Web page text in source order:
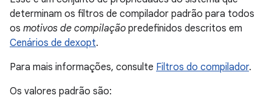
determinam os filtros de compilador padrão para todos
os motivos de compilação predefinidos descritos em
Cenários de dexopt.
Para mais informações, consulte Filtros do compilador.
Os valores padrão são: